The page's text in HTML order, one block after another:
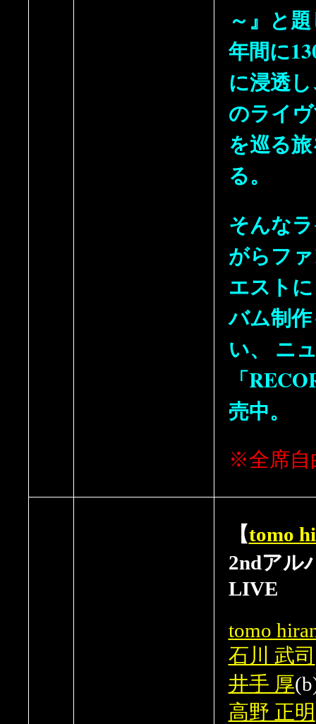
～』と
年間に
に浸透
のライ
を巡る
る。
そんな
がらフ
エスト
バム制
い、 ニ
「
売中。
※全席自
【tomo
2ndアル
LIVE
tomo
石川 武司
井手 厚
高野 正明